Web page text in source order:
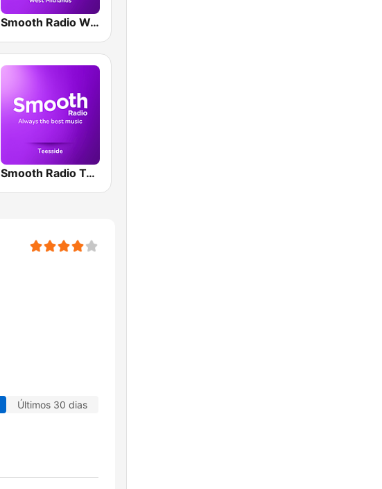
Smooth Radio West Midlands
Smooth Radio Teesside
Últimos 30 dias